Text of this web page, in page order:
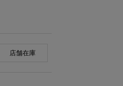
店舗在庫